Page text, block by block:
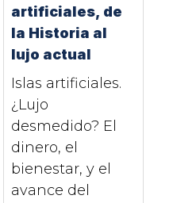
artificiales, de
la Historia al
lujo actual
Islas artificiales.
¿Lujo
desmedido? El
dinero, el
bienestar, y el
avance del